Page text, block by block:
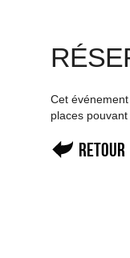
Cet
places
Retour